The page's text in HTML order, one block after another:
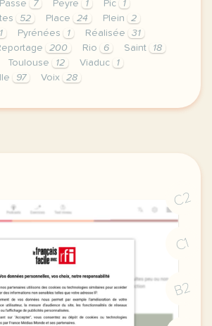
Passe 7 Peyre 1 Pic
1
52 Place 24 Plein
2
Pyrénées 1 Réalisée
31
200 Rio 6 Saint
18
Toulouse 12 Viaduc
1
97 Voix 28
votre vie privee est une priorite
C2
C1
B2